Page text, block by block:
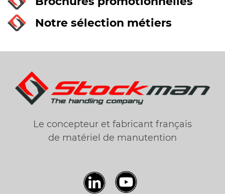
Notre sélection métiers
Le concepteur et fabricant français
de matériel de manutention